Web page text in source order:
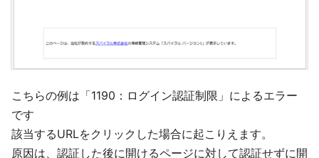
こちらの例は「1190：ログイン認証制限」によるエラー
です
該当するURLをクリックした場合に起こりえます。
原因は、認証した後に開けるページに対して認証せずに開